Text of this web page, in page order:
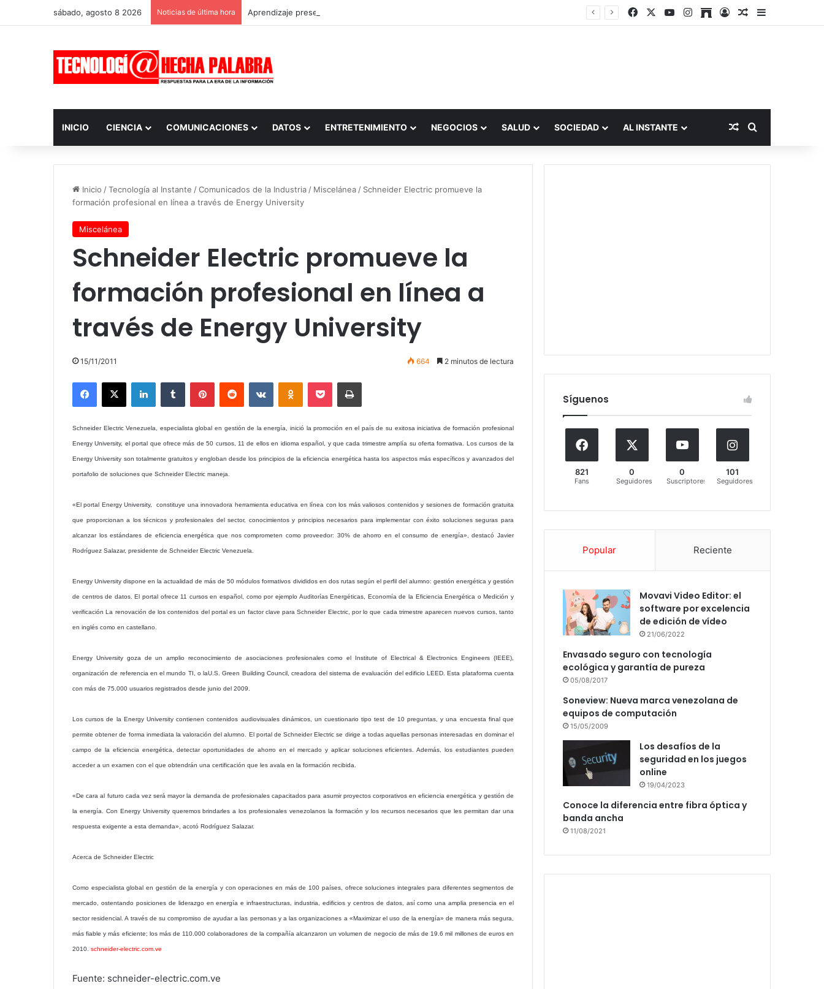
sábado, agosto 8 2026 Noticias de última hora Aprendizaje presencial vs. por internet FacebookYouTubeInstagram
ArchiveAccesoPublicación al
Barra lateral
INICIO CIENCIA COMUNICACIONES DATOS ENTRETENIMIENTO NEGOCIOS SALUD SOCIEDAD AL INSTANTE Publicación al
Buscar por
Inicio /Tecnología al Instante /Comunicados de la Industria / Miscelánea / Schneider Electric promueve la
formación profesional en línea a través de Energy University
Miscelánea
Schneider Electric promueve la
formación profesional en línea a
través de Energy University
15/11/2011 664 2 minutos de lectura
Facebook
X LinkedInTumblr PinterestReddit VKontakteOdnoklassniki
Pocket Imprimir
Schneider Electric Venezuela, especialista global en gestión de la energía, inició la promoción en el país de su exitosa iniciativa de formación profesional
Energy University, el portal que ofrece más de 50 cursos, 11 de ellos en idioma español, y que cada trimestre amplía su oferta formativa. Los cursos de la
Energy University son totalmente gratuitos y engloban desde los principios de la eficiencia energética hasta los aspectos más específicos y avanzados del
portafolio de soluciones que Schneider Electric maneja.
«El portal Energy University, constituye una innovadora herramienta educativa en línea con los más valiosos contenidos y sesiones de formación gratuita
que proporcionan a los técnicos y profesionales del sector, conocimientos y principios necesarios para implementar con éxito soluciones seguras para
alcanzar los estándares de eficiencia energética que nos comprometen como proveedor: 30% de ahorro en el consumo de energía», destacó Javier
Rodríguez Salazar, presidente de Schneider Electric Venezuela.
Energy University dispone en la actualidad de más de 50 módulos formativos divididos en dos rutas según el perfil del alumno: gestión energética y gestión
de centros de datos. El portal ofrece 11 cursos en español, como por ejemplo Auditorías Energéticas, Economía de la Eficiencia Energética o Medición y
verificación La renovación de los contenidos del portal es un factor clave para Schneider Electric, por lo que cada trimestre aparecen nuevos cursos, tanto
en inglés como en castellano.
Energy University goza de un amplio reconocimiento de asociaciones profesionales como el Institute of Electrical & Electronics Engineers (IEEE),
organización de referencia en el mundo TI, o laU.S. Green Building Council, creadora del sistema de evaluación del edificio LEED. Esta plataforma cuenta
con más de 75.000 usuarios registrados desde junio del 2009.
Los cursos de la Energy University contienen contenidos audiovisuales dinámicos, un cuestionario tipo test de 10 preguntas, y una encuesta final que
permite obtener de forma inmediata la valoración del alumno. El portal de Schneider Electric se dirige a todas aquellas personas interesadas en dominar el
campo de la eficiencia energética, detectar oportunidades de ahorro en el mercado y aplicar soluciones eficientes. Además, los estudiantes pueden
acceder a un examen con el que obtendrán una certificación que les avala en la formación recibida.
«De cara al futuro cada vez será mayor la demanda de profesionales capacitados para asumir proyectos corporativos en eficiencia energética y gestión de
la energía. Con Energy University queremos brindarles a los profesionales venezolanos la formación y los recursos necesarios que les permitan dar una
respuesta exigente a esta demanda», acotó Rodríguez Salazar.
Acerca de Schneider Electric
Como especialista global en gestión de la energía y con operaciones en más de 100 países, ofrece soluciones integrales para diferentes segmentos de
mercado, ostentando posiciones de liderazgo en energía e infraestructuras, industria, edificios y centros de datos, así como una amplia presencia en el
sector residencial. A través de su compromiso de ayudar a las personas y a las organizaciones a «Maximizar el uso de la energía» de manera más segura,
más fiable y más eficiente; los más de 110.000 colaboradores de la compañía alcanzaron un volumen de negocio de más de 19.6 mil millones de euros en
2010. schneider-electric.com.ve
Fuente: schneider-electric.com.ve
Síguenos
821
Fans
0
Seguidores
0
Suscriptores
101
Seguidores
Popular Reciente
Movavi Video Editor: el
software por excelencia
de edición de vídeo
21/06/2022
Envasado seguro con tecnología
ecológica y garantía de pureza
05/08/2017
Soneview: Nueva marca venezolana de
equipos de computación
15/05/2009
Los desafíos de la
seguridad en los juegos
online
19/04/2023
Conoce la diferencia entre fibra óptica y
banda ancha
11/08/2021